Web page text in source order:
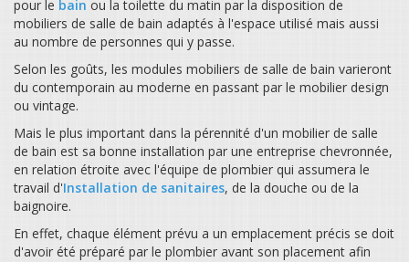
pour le bain ou la toilette du matin par la disposition de
mobiliers de salle de bain adaptés à l'espace utilisé mais aussi
au nombre de personnes qui y passe.
Selon les goûts, les modules mobiliers de salle de bain varieront
du contemporain au moderne en passant par le mobilier design
ou vintage.
Mais le plus important dans la pérennité d'un mobilier de salle
de bain est sa bonne installation par une entreprise chevronnée,
en relation étroite avec l'équipe de plombier qui assumera le
travail d'Installation de sanitaires, de la douche ou de la
baignoire.
En effet, chaque élément prévu a un emplacement précis se doit
d'avoir été préparé par le plombier avant son placement afin